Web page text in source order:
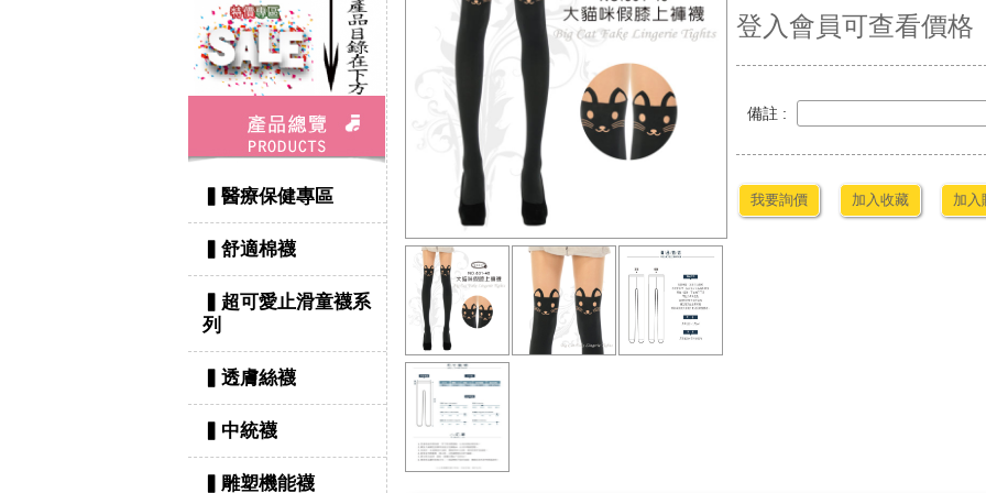
▍醫療保健專區
▍舒適棉襪
▍超可愛止滑童襪系
列
▍透膚絲襪
▍中統襪
▍雕塑機能襪
登入會員可查看價格
備註 :
我要詢價 加入收藏 加入